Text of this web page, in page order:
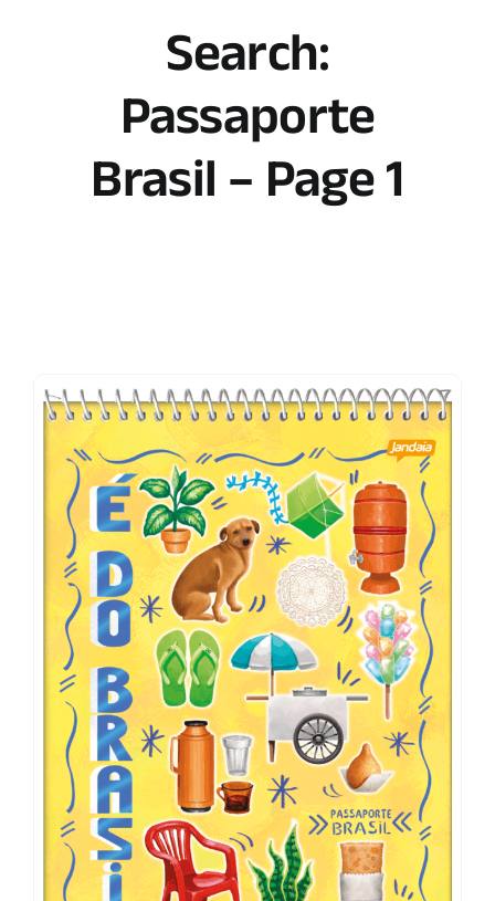
Search:
Passaporte
Brasil – Page 1